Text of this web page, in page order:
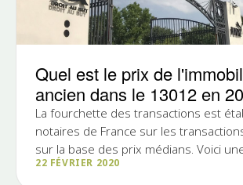
Quel est le prix de
ancien dans le 13012 en
La fourchette des transactions est
notaires de France sur les
sur la base des prix médians. Voici
comparaison...
22 FÉVRIER 2020